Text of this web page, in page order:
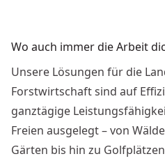
Wo auch immer die Arbeit
Unsere Lösungen für die
Forstwirtschaft sind auf
ganztägige
Freien ausgelegt – von
Gärten bis hin zu